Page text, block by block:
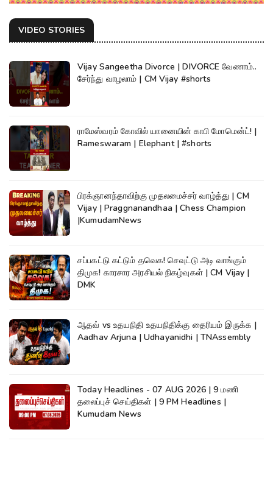
VIDEO STORIES
Vijay Sangeetha Divorce | DIVORCE வேணாம்..
சேர்ந்து வாழலாம் | CM Vijay #shorts
ராமேஸ்வரம் கோவில் யானையின் காபி மோமென்ட்! |
Rameswaram | Elephant | #shorts
பிரக்ஞானந்தாவிற்கு முதலமைச்சர் வாழ்த்து | CM
Vijay | Praggnanandhaa | Chess Champion
|KumudamNews
சப்பகட்டு கட்டும் தவெக! செவுட்டு அடி வாங்கும்
திமுக! காரசார அரசியல் நிகழ்வுகள் | CM Vijay |
DMK
ஆதவ் vs உதயநிதி உதயநிதிக்கு தைரியம் இருக்க |
Aadhav Arjuna | Udhayanidhi | TNAssembly
Today Headlines - 07 AUG 2026 | 9 மணி
தலைப்புச் செய்திகள் | 9 PM Headlines |
Kumudam News